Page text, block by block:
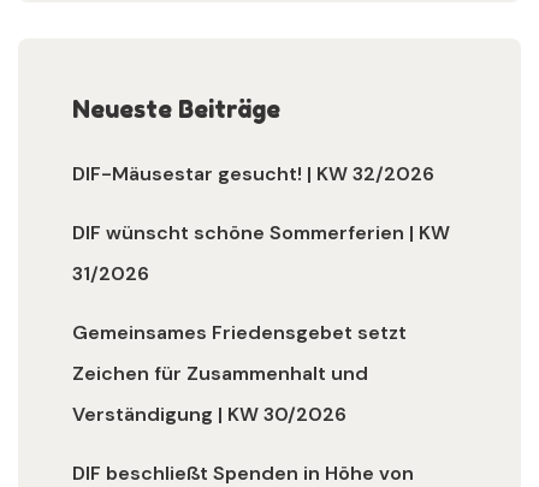
Neueste Beiträge
DIF-Mäusestar gesucht! | KW 32/2026
DIF wünscht schöne Sommerferien | KW
31/2026
Gemeinsames Friedensgebet setzt
Zeichen für Zusammenhalt und
Verständigung | KW 30/2026
DIF beschließt Spenden in Höhe von